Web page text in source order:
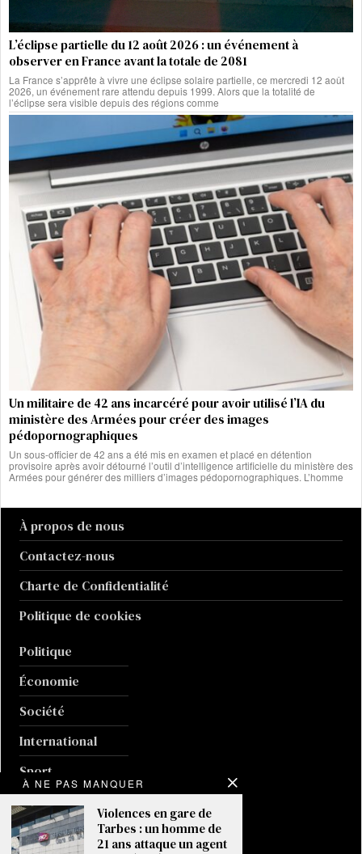
L’éclipse partielle du 12 août 2026 : un événement à
observer en France avant la totale de 2081
La France s’apprête à vivre une éclipse solaire partielle, ce mercredi 12 août
2026, un événement rare attendu depuis 1999. Alors que la totalité de
l’éclipse sera visible depuis des régions comme
Un militaire de 42 ans incarcéré pour avoir utilisé l’IA du
ministère des Armées pour créer des images
pédopornographiques
Un sous-officier de 42 ans a été mis en examen et placé en détention
provisoire après avoir détourné l’outil d’intelligence artificielle du ministère des
Armées pour générer des milliers d’images pédopornographiques. L’homme
À propos de nous
Contactez-nous
Charte de Confidentialité
Politique de cookies
Politique
Économie
Société
International
Sport
Culture
Guerre en Ukraine
À NE PAS MANQUER
Violences en gare de
Tarbes : un homme de
21 ans attaque un agent